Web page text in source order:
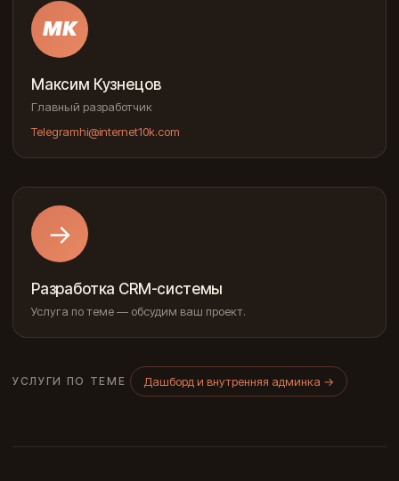
МК
Максим Кузнецов
Главный разработчик
Telegramhi@internet10k.com
→
Разработка CRM-системы
Услуга по теме — обсудим ваш проект.
УСЛУГИ ПО ТЕМЕ Дашборд и внутренняя админка →